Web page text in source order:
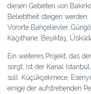
diesen Gebieten von
Beliebtheit steigen
Vororte Bahçelievler,
Kağıthane, Beşiktaş,
Ein weiteres Projekt, das
sorgt, ist der Kanal
soll. Küçükçekmece,
einige der aufstrebenden